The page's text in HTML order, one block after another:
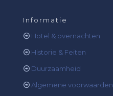
Informatie
Hotel & overnachten
Historie & Feiten
Duurzaamheid
Algemene voorwaarden